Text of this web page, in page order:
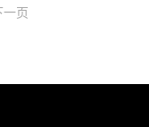
一页